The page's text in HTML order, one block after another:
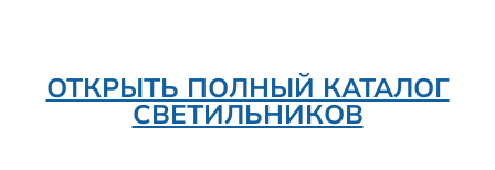
ОТКРЫТЬ ПОЛНЫЙ КАТАЛОГ
СВЕТИЛЬНИКОВ